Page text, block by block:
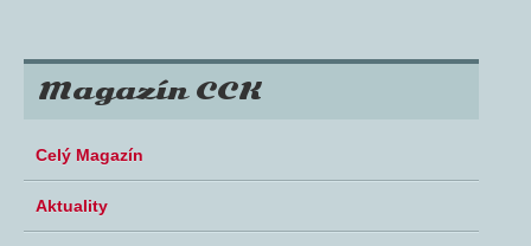
Magazín CCK
Celý Magazín
Aktuality